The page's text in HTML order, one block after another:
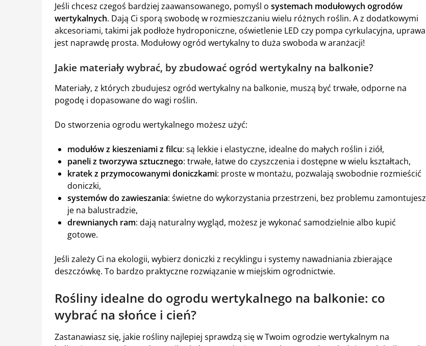
Jeśli chcesz czegoś bardziej zaawansowanego, pomyśl o systemach modułowych ogrodów
wertykalnych. Dają Ci sporą swobodę w rozmieszczaniu wielu różnych roślin. A z dodatkowymi
akcesoriami, takimi jak podłoże hydroponiczne, oświetlenie LED czy pompa cyrkulacyjna, uprawa
jest naprawdę prosta. Modułowy ogród wertykalny to duża swoboda w aranżacji!
Jakie materiały wybrać, by zbudować ogród wertykalny na balkonie?
Materiały, z których zbudujesz ogród wertykalny na balkonie, muszą być trwałe, odporne na
pogodę i dopasowane do wagi roślin.
Do stworzenia ogrodu wertykalnego możesz użyć:
modułów z kieszeniami z filcu: są lekkie i elastyczne, idealne do małych roślin i ziół,
paneli z tworzywa sztucznego: trwałe, łatwe do czyszczenia i dostępne w wielu kształtach,
kratek z przymocowanymi doniczkami: proste w montażu, pozwalają swobodnie rozmieścić
doniczki,
systemów do zawieszania: świetne do wykorzystania przestrzeni, bez problemu zamontujesz
je na balustradzie,
drewnianych ram: dają naturalny wygląd, możesz je wykonać samodzielnie albo kupić
gotowe.
Jeśli zależy Ci na ekologii, wybierz doniczki z recyklingu i systemy nawadniania zbierające
deszczówkę. To bardzo praktyczne rozwiązanie w miejskim ogrodnictwie.
Rośliny idealne do ogrodu wertykalnego na balkonie: co
wybrać na słońce i cień?
Zastanawiasz się, jakie rośliny najlepiej sprawdzą się w Twoim ogrodzie wertykalnym na